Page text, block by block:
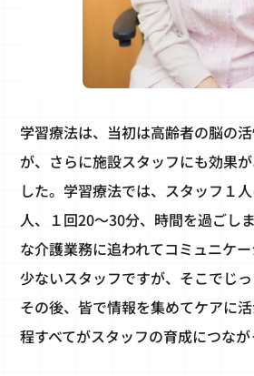
学習療法は、当初は高齢者の脳の
が、さらに施設スタッフにも効果
した。学習療法では、スタッフ１
人、１回20～30分、時間を過ごし
な介護業務に追われてコミュニケ
少ないスタッフですが、そこでじっ
その後、皆で情報を集めてケアに
程すべてがスタッフの育成につなが